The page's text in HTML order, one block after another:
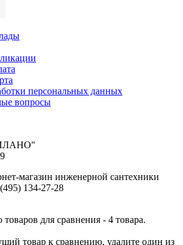
персональных данных
вопросы
магазин инженерной сантехники
134-27-28
для сравнения - 4 товара.
товар к сравнению, удалите один из